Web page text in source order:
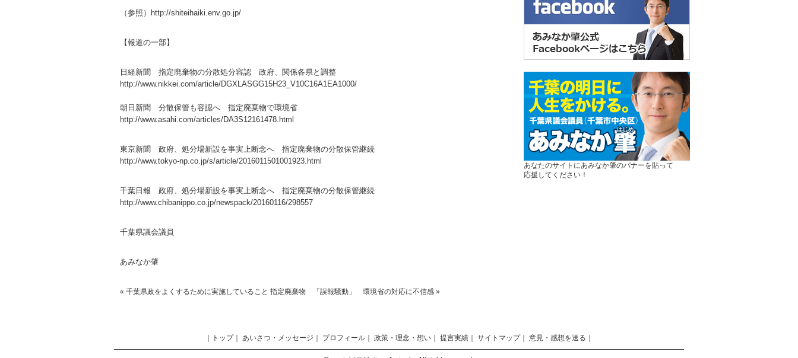
（参照） http://shiteihaiki.env.go.jp/
【報道の一部】
日経新聞 指定廃棄物の分散処分容認 政府、関係各県と調整
http://www.nikkei.com/article/DGXLASGG15H23_V10C16A1EA1000/
朝日新聞 分散保管も容認へ 指定廃棄物で環境省
http://www.asahi.com/articles/DA3S12161478.html
東京新聞 政府、処分場新設を事実上断念へ 指定廃棄物の分散保管継続
http://www.tokyo-np.co.jp/s/article/2016011501001923.html
千葉日報 政府、処分場新設を事実上断念へ 指定廃棄物の分散保管継続
http://www.chibanippo.co.jp/newspack/20160116/298557
千葉県議会議員
あみなか肇
« 千葉県政をよくするために実施していること 指定廃棄物 「誤報騒動」 環境省の対応に不信感 »
あなたのサイトにあみなか肇のバナーを貼って
応援してください！
トップ｜ あいさつ・メッセージ プロフィール 政策・理念・想い 提言実績 サイトマップ｜ 意見・感想を送る